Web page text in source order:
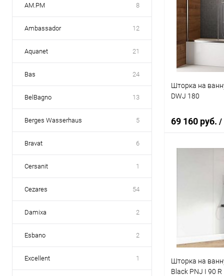
AM.PM 8
Ambassador 12
Aquanet 21
Bas 24
BelBagno 13
Berges Wasserhaus 5
Bravat 6
Cersanit 1
Cezares 54
Damixa 2
Esbano 2
Excellent 1
Шторка на
DWJ 180
69 160 руб. /
В избранное
Шторка на
Black PNJ I 90 R